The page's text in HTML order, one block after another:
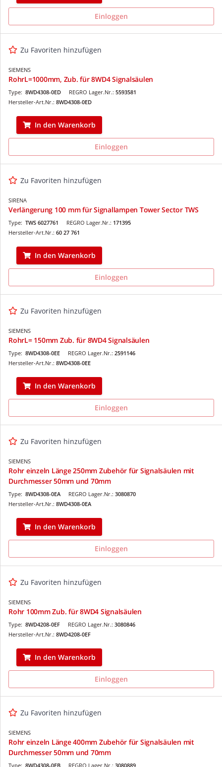
Einloggen
Zu Favoriten hinzufügen
SIEMENS
RohrL=1000mm, Zub. für 8WD4 Signalsäulen
REGRO Lager.Nr.: 5593581
Type: 8WD4308-0ED
Hersteller-Art.Nr.: 8WD4308-0ED
In den Warenkorb
Einloggen
Zu Favoriten hinzufügen
SIRENA
Verlängerung 100 mm für Signallampen Tower Sector TWS
REGRO Lager.Nr.: 171395
Type: TWS 6027761
Hersteller-Art.Nr.: 60 27 761
In den Warenkorb
Einloggen
Zu Favoriten hinzufügen
SIEMENS
RohrL= 150mm Zub. für 8WD4 Signalsäulen
REGRO Lager.Nr.: 2591146
Type: 8WD4308-0EE
Hersteller-Art.Nr.: 8WD4308-0EE
In den Warenkorb
Einloggen
Zu Favoriten hinzufügen
SIEMENS
Rohr einzeln Länge 250mm Zubehör für Signalsäulen mit
Durchmesser 50mm und 70mm
REGRO Lager.Nr.: 3080870
Type: 8WD4308-0EA
Hersteller-Art.Nr.: 8WD4308-0EA
In den Warenkorb
Einloggen
Zu Favoriten hinzufügen
SIEMENS
Rohr 100mm Zub. für 8WD4 Signalsäulen
REGRO Lager.Nr.: 3080846
Type: 8WD4208-0EF
Hersteller-Art.Nr.: 8WD4208-0EF
In den Warenkorb
Einloggen
Zu Favoriten hinzufügen
SIEMENS
Rohr einzeln Länge 400mm Zubehör für Signalsäulen mit
Durchmesser 50mm und 70mm
REGRO Lager.Nr.: 3080889
Type: 8WD4308-0EB